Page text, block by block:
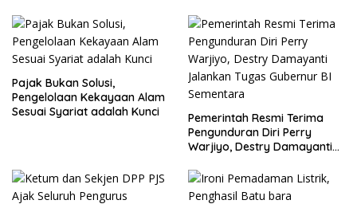
Maaf
Pajak Bukan Solusi,
Pengelolaan Kekayaan Alam
Sesuai Syariat adalah Kunci
Pemerintah Resmi Terima
Pengunduran Diri Perry
Warjiyo, Destry Damayanti
Sementara